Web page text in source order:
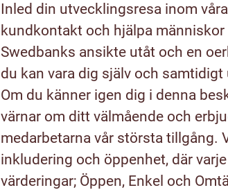
Inled din utvecklingsresa inom
kundkontakt och hjälpa
Swedbanks ansikte utåt och en
du kan vara dig själv och
Om du känner igen dig i denna
värnar om ditt välmående och
medarbetarna vår största tillgång.
inkludering och öppenhet, där
värderingar; Öppen, Enkel och